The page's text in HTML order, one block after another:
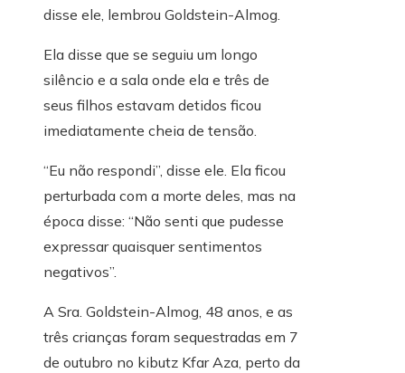
disse ele, lembrou Goldstein-Almog.
Ela disse que se seguiu um longo
silêncio e a sala onde ela e três de
seus filhos estavam detidos ficou
imediatamente cheia de tensão.
“Eu não respondi”, disse ele. Ela ficou
perturbada com a morte deles, mas na
época disse: “Não senti que pudesse
expressar quaisquer sentimentos
negativos”.
A Sra. Goldstein-Almog, 48 anos, e as
três crianças foram sequestradas em 7
de outubro no kibutz Kfar Aza, perto da